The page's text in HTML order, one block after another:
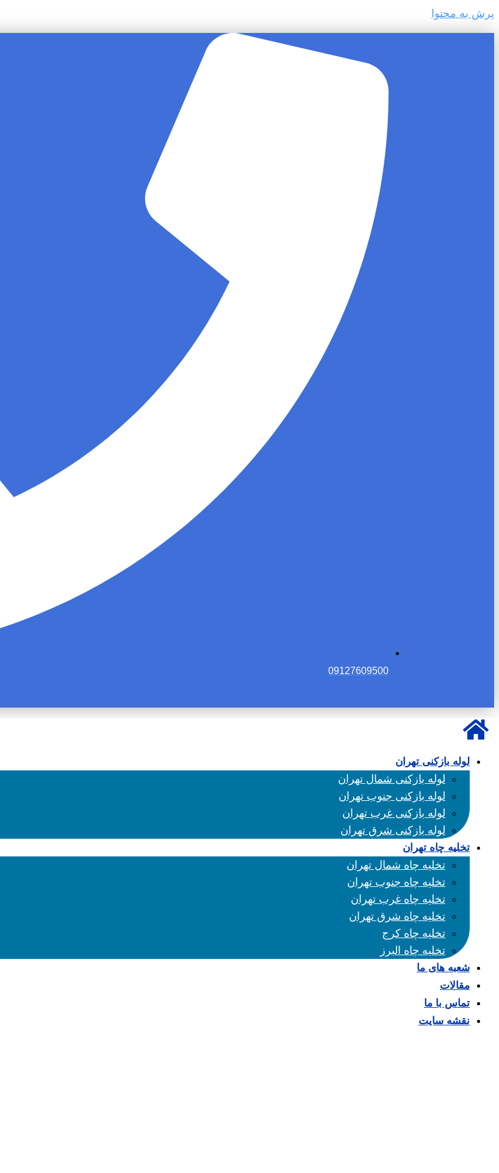
پرش به محتوا
09127609500
لوله بازکنی تهران
لوله بازکنی شمال تهران
لوله بازکنی جنوب تهران
لوله بازکنی غرب تهران
لوله بازکنی شرق تهران
تخلیه چاه تهران
تخلیه چاه شمال تهران
تخلیه چاه جنوب تهران
تخلیه چاه غرب تهران
تخلیه چاه شرق تهران
تخلیه چاه کرج
تخلیه چاه البرز
شعبه های ما
مقالات
تماس با ما
نقشه سایت